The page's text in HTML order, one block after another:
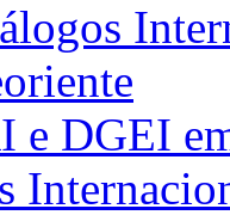
e DGEI